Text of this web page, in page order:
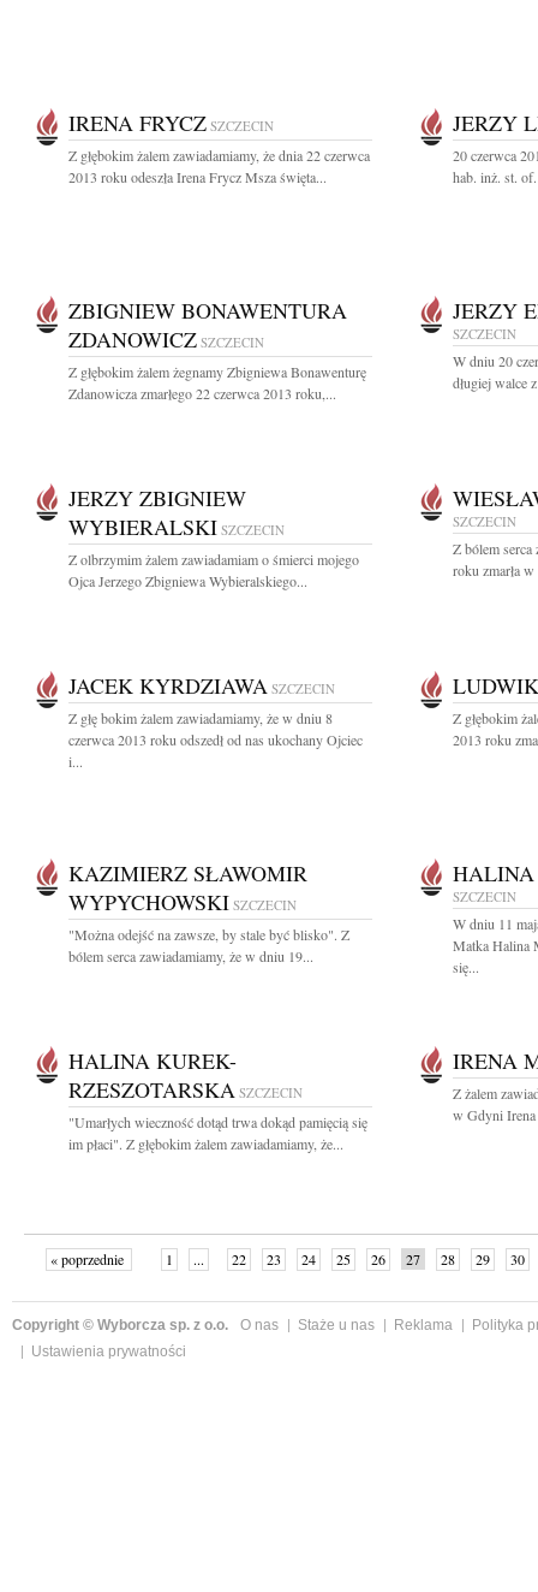
IRENA FRYCZ SZCZECIN
Z głębokim żalem zawiadamiamy, że dnia 22 czerwca
2013 roku odeszła Irena Frycz Msza święta...
JERZY
20 czerwca
hab. inż. st.
ZBIGNIEW BONAWENTURA
ZDANOWICZ SZCZECIN
Z głębokim żalem żegnamy Zbigniewa Bonawenturę
Zdanowicza zmarłego 22 czerwca 2013 roku,...
JERZY
SZCZECIN
W dniu 20
długiej walce
JERZY ZBIGNIEW
WYBIERALSKI SZCZECIN
Z olbrzymim żalem zawiadamiam o śmierci mojego
Ojca Jerzego Zbigniewa Wybieralskiego...
SZCZECIN
Z bólem serca
roku zmarła
JACEK KYRDZIAWA SZCZECIN
Z głę bokim żalem zawiadamiamy, że w dniu 8
czerwca 2013 roku odszedł od nas ukochany Ojciec
i...
Z głębokim
2013 roku
KAZIMIERZ SŁAWOMIR
WYPYCHOWSKI SZCZECIN
"Można odejść na zawsze, by stale być blisko". Z
bólem serca zawiadamiamy, że w dniu 19...
SZCZECIN
W dniu 11
Matka Halina
się...
HALINA KUREK-
RZESZOTARSKA SZCZECIN
"Umarłych wieczność dotąd trwa dokąd pamięcią się
im płaci". Z głębokim żalem zawiadamiamy, że...
IRENA
Z żalem
w Gdyni
« poprzednie 1 ... 22 23 24 25 26 27 28 29
30
Copyright © Wyborcza sp. z o.o. O nas Staże u nas Reklama
Polityka
Ustawienia prywatności